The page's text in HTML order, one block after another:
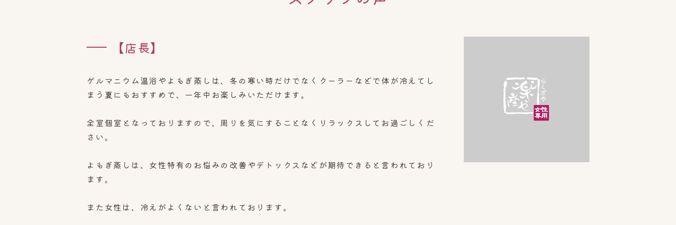
【店長】
ゲルマニウム温浴やよもぎ蒸しは、冬の寒い時だけでなくクーラーなどで体が冷えてし
まう夏にもおすすめで、一年中お楽しみいただけます。
全室個室となっておりますので、周りを気にすることなくリラックスしてお過ごしくだ
さい。
よもぎ蒸しは、女性特有のお悩みの改善やデトックスなどが期待できると言われており
ます。
また女性は、冷えがよくないと言われております。